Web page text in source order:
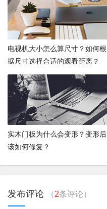
电视机大小怎么算尺寸？如何根
据尺寸选择合适的观看距离？
实木门板为什么会变形？变形后
该如何修复？
发布评论 （2条评论）